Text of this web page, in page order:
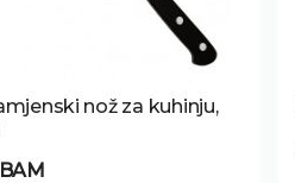
nož za kuhinju,